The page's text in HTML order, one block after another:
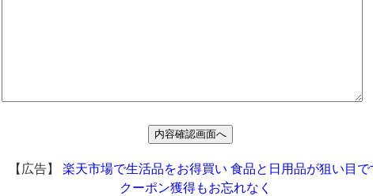
【広告】 楽天市場で生活品をお得買い 食品と日用品が狙い目で
クーポン獲得もお忘れなく